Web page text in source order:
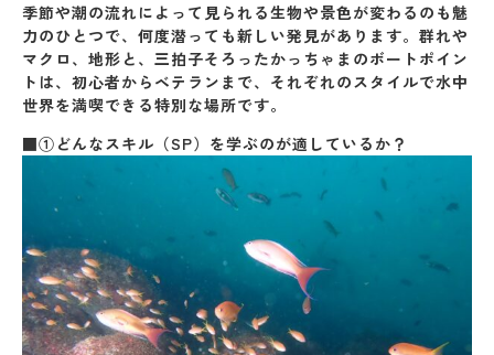
季節や潮の流れによって見られる生物や景色が変わるのも魅
力のひとつで、 何度潜っても新しい発見があります。群れや
マクロ、地形と、三拍子そろったかっちゃまのボートポイン
トは、初心者からベテランまで、それぞれのスタイルで水中
世界を満喫できる特別な場所です。
■①どんなスキル（SP）を学ぶのが適しているか？